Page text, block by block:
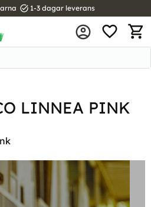
task_alt 1-3 dagar leverans
LINNEA PINK